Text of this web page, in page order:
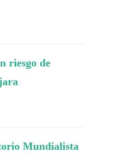
riesgo de
Mundialista